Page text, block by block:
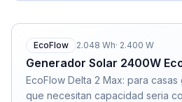
EcoFlow 2.048 Wh· 2.400 W
Generador Solar 2400W
EcoFlow Delta 2 Max: para
que necesitan capacidad seria